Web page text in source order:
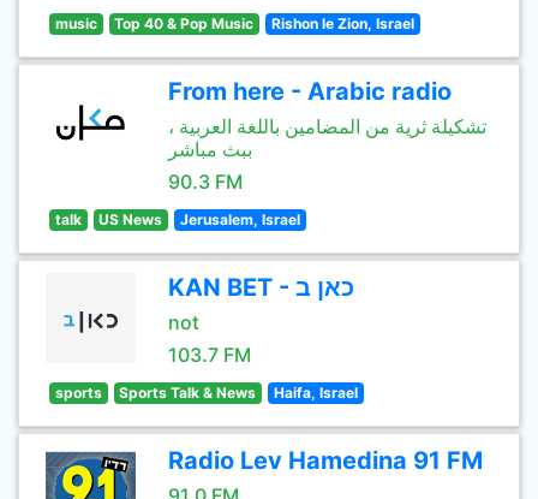
music Top 40 & Pop Music Rishon le Zion, Israel
From here - Arabic radio
تشكيلة ثرية من المضامين باللغة العربية ،
ببث مباشر
90.3 FM
talk US News Jerusalem, Israel
KAN BET - כאן ב
not
103.7 FM
sports Sports Talk & News Haifa, Israel
Radio Lev Hamedina 91 FM